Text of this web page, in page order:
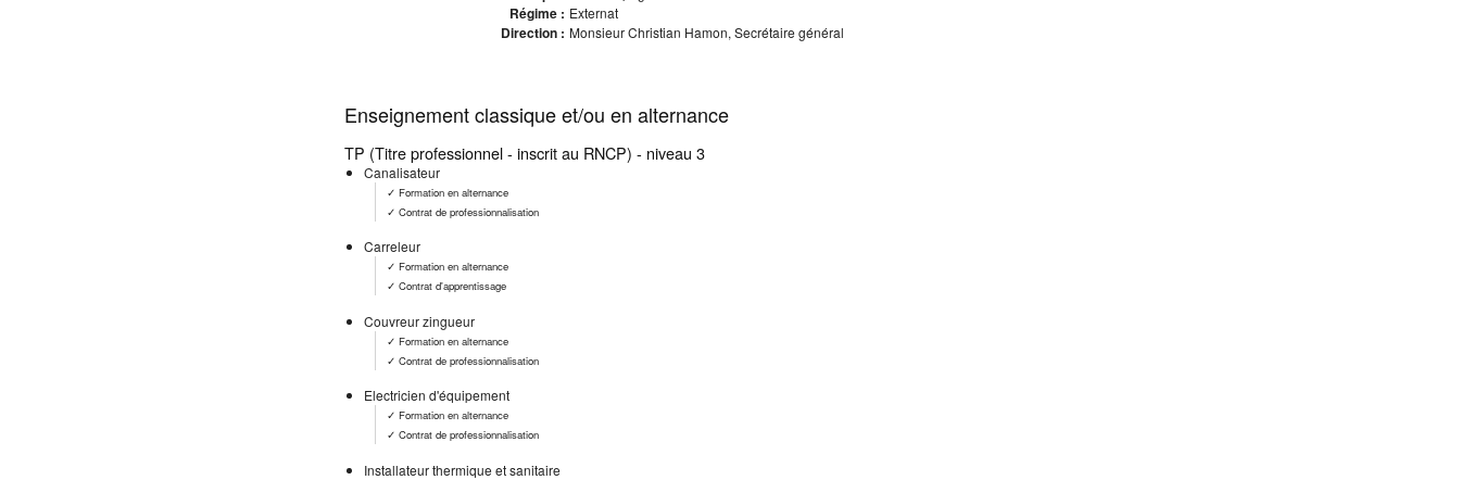
Régime : Externat
Direction : Monsieur Christian Hamon, Secrétaire général
Enseignement classique et/ou en alternance
TP (Titre professionnel - inscrit au RNCP) - niveau 3
Canalisateur
✓ Formation en alternance
✓ Contrat de professionnalisation
Carreleur
✓ Formation en alternance
✓ Contrat d'apprentissage
Couvreur zingueur
✓ Formation en alternance
✓ Contrat de professionnalisation
Electricien d'équipement
✓ Formation en alternance
✓ Contrat de professionnalisation
Installateur thermique et sanitaire